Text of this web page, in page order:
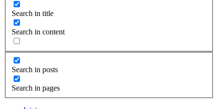
Search in title
Search in content
Search in posts
Search in pages